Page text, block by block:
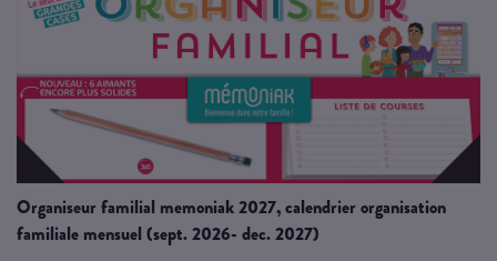
organiseur familial memoniak 2027, calendrier organisation
familiale mensuel (sept. 2026- dec. 2027)